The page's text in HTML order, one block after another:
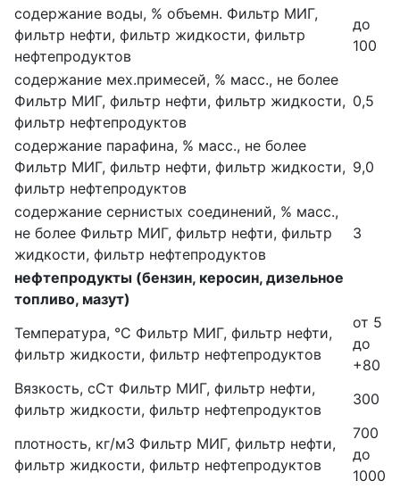
содержание воды, % объемн. Фильтр МИГ,
фильтр нефти, фильтр жидкости, фильтр
нефтепродуктов
до
100
содержание мех.примесей, % масс., не более
Фильтр МИГ, фильтр нефти, фильтр жидкости,
фильтр нефтепродуктов
0,5
содержание парафина, % масс., не более
Фильтр МИГ, фильтр нефти, фильтр жидкости,
фильтр нефтепродуктов
9,0
содержание сернистых соединений, % масс.,
не более Фильтр МИГ, фильтр нефти, фильтр
жидкости, фильтр нефтепродуктов
3
нефтепродукты (бензин, керосин, дизельное
топливо, мазут)
Температура, °С Фильтр МИГ, фильтр нефти,
фильтр жидкости, фильтр нефтепродуктов
от 5
до
+80
Вязкость, сСт Фильтр МИГ, фильтр нефти,
фильтр жидкости, фильтр нефтепродуктов
300
плотность, кг/м3 Фильтр МИГ, фильтр нефти,
фильтр жидкости, фильтр нефтепродуктов
700
до
1000